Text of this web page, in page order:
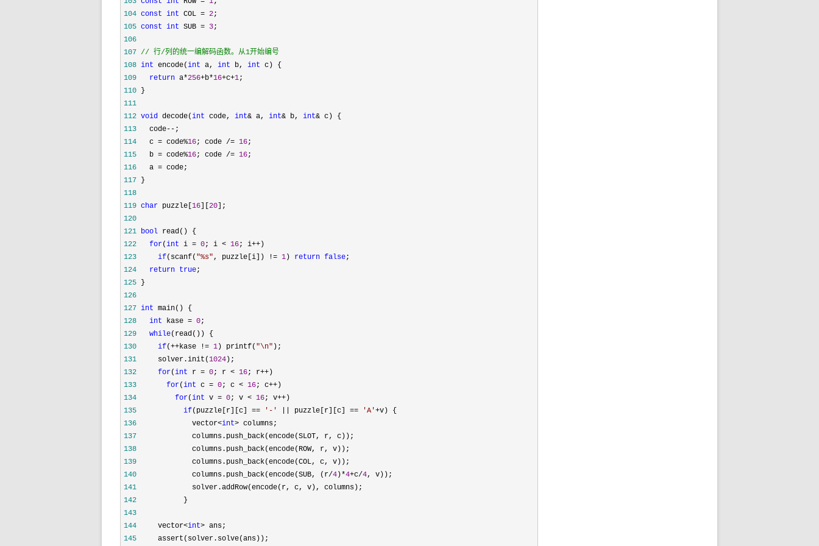
104 const int COL = 2
105 const int SUB = 3
106
107 // 行/列的统一编解码函数。从1开始编号
108 int encode(int a, int b, int
109
return a*256+b*16+c+1
110
111
112 void decode(int code, int& a, int& b, int&
113
   code--
114
   c = code%
16; code /= 16
115
   b = code%
16; code /= 16
116
   a =
117
118
119 char puzzle[ 16 20
120
121 bool
122
for(int i = 0; i < 16; i++
123
if(scanf( "%s", puzzle[i]) != 1 ) return false
124
return true
125
126
127 int
128
int kase = 0
129
while
130
if(++kase != 1 ) printf( "\n"
131
     solver.init(
1024
132
for(int r = 0; r < 16; r++
133
for(int c = 0; c < 16; c++
134
for(int v = 0; v < 16; v++
135
if(puzzle[r][c] == ' - ' || puzzle[r][c] == 'A '+
136
             vector<
int>
137
138
139
140
             columns.push_back(encode(SUB, (r/
4 )*4+c/4
141
142
143
144
     vector<
int>
145